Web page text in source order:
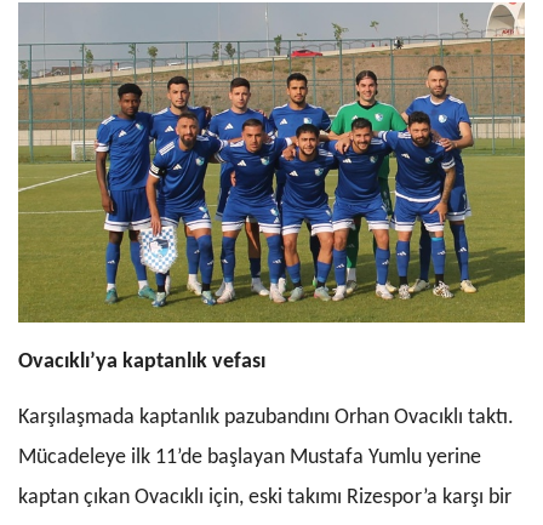
Ovacıklı’ya kaptanlık vefası
Karşılaşmada kaptanlık pazubandını Orhan Ovacıklı taktı.
Mücadeleye ilk 11’de başlayan Mustafa Yumlu yerine
kaptan çıkan Ovacıklı için, eski takımı Rizespor’a karşı bir